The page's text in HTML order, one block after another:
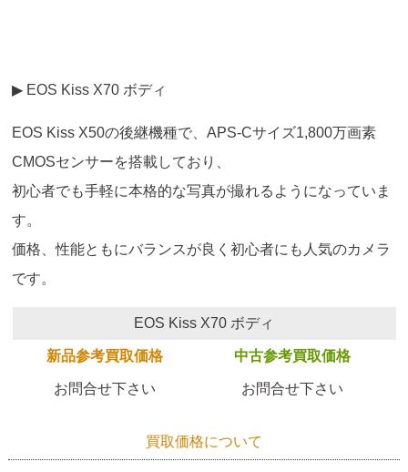
▶ EOS Kiss X70 ボディ
EOS Kiss X50の後継機種で、APS-Cサイズ1,800万画素
CMOSセンサーを搭載しており、
初心者でも手軽に本格的な写真が撮れるようになっていま
す。
価格、性能ともにバランスが良く初心者にも人気のカメラ
です。
EOS Kiss X70 ボディ
新品参考買取価格 中古参考買取価格
お問合せ下さい お問合せ下さい
買取価格について